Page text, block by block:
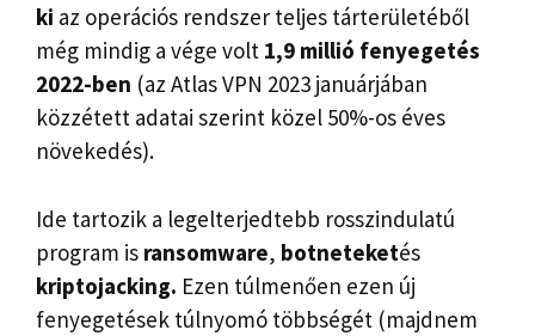
ki az operációs rendszer teljes tárterületéből
még mindig a vége volt 1,9 millió fenyegetés
2022-ben (az Atlas VPN 2023 januárjában
közzétett adatai szerint közel 50%-os éves
növekedés).
Ide tartozik a legelterjedtebb rosszindulatú
program is ransomware, botneteketés
kriptojacking. Ezen túlmenően ezen új
fenyegetések túlnyomó többségét (majdnem